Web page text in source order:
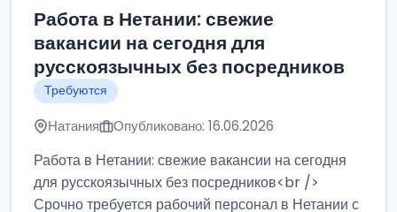
Работа в Нетании: свежие
вакансии на сегодня для
русскоязычных без посредников
Требуются
Натания Опубликовано: 16.06.2026
Работа в Нетании: свежие вакансии на сегодня
для русскоязычных без посредников<br />
Срочно требуется рабочий персонал в Нетании с